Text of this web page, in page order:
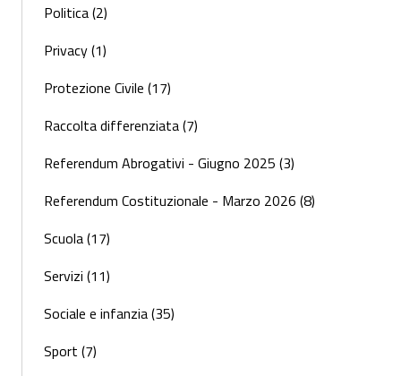
Politica (2)
Privacy (1)
Protezione Civile (17)
Raccolta differenziata (7)
Referendum Abrogativi - Giugno 2025 (3)
Referendum Costituzionale - Marzo 2026 (8)
Scuola (17)
Servizi (11)
Sociale e infanzia (35)
Sport (7)